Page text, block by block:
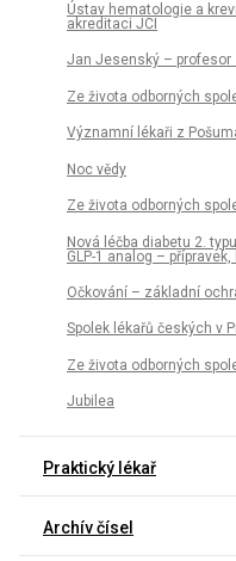
Ústav hematologie a
akreditaci JCI
Jan Jesenský –
Ze života odborných
Významní lékaři z
Noc vědy
Ze života odborných
Nová léčba diabetu 2.
GLP-1 analog –
Očkování – základní
Spolek lékařů českých v
Ze života odborných
Jubilea
Praktický lékař
Archív čísel